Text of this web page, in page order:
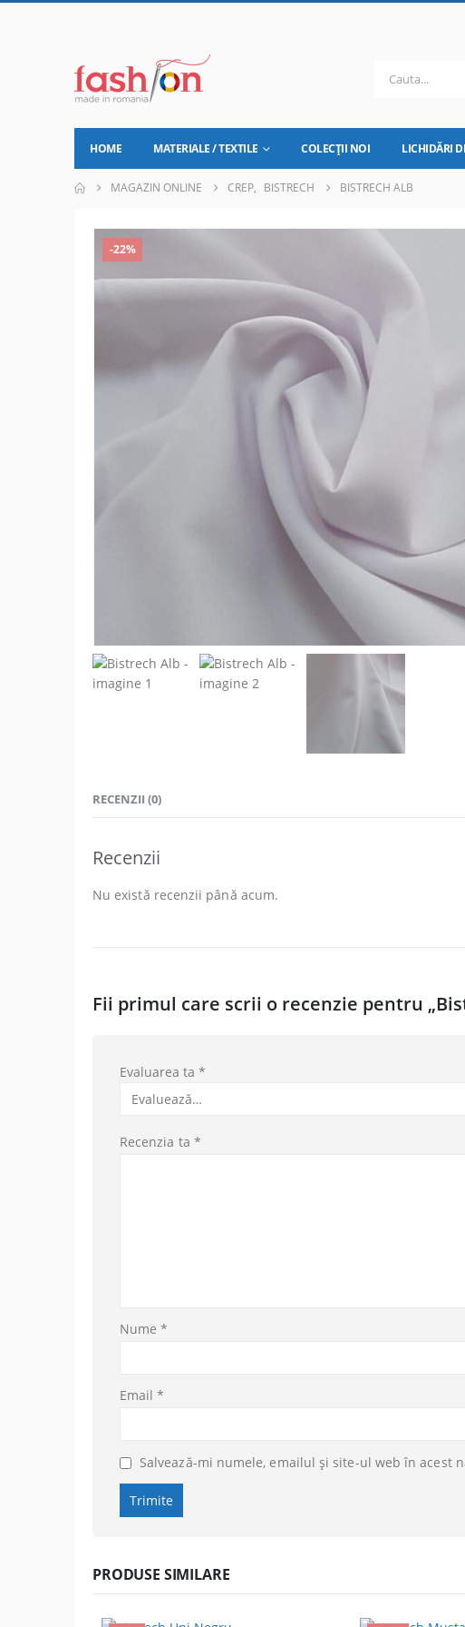
HOME MATERIALE / TEXTILE COLECȚII NOI LICHIDĂRI
MAGAZIN ONLINE CREP, BISTRECH BISTRECH ALB
-22%
RECENZII (0)
Recenzii
Nu există recenzii până acum.
Fii primul care scrii o recenzie pentru
Evaluarea ta *
Recenzia ta *
Nume*
Email*
Salvează-mi numele, emailul și site-ul web în acest
PRODUSE SIMILARE